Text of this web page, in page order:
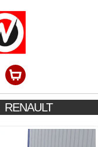
RENAULT